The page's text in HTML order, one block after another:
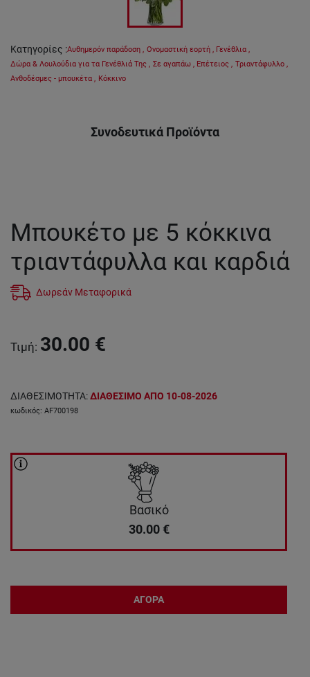
Κατηγορίες :Αυθημερόν παράδοση , Ονομαστική εορτή , Γενέθλια ,
Δώρα & Λουλούδια για τα Γενέθλιά Της , Σε αγαπάω , Επέτειος , Τριαντάφυλλο ,
Ανθοδέσμες - μπουκέτα , Κόκκινο
Συνοδευτικά Προϊόντα
Μπουκέτο με 5 κόκκινα
τριαντάφυλλα και καρδιά
Δωρεάν Μεταφορικά
Τιμή: 30.00 €
ΔΙΑΘΕΣΙΜΟΤΗΤΑ:ΔΙΑΘΕΣΙΜΟ ΑΠΟ 10-08-2026
κωδικός: AF700198
Βασικό
30.00 €
ΑΓΟΡΑ